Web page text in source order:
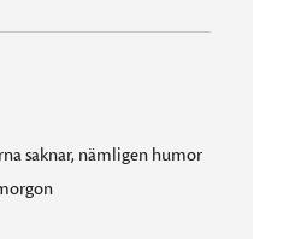
saknar, nämligen humor